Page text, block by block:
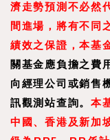
濟走勢預測不必然
間進場，將有不同
績效之保證，本基
關基金應負擔之費
向經理公司或銷售
訊觀測站查詢。本
中國、香港及新加